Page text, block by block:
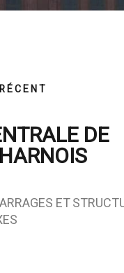
DE
ET